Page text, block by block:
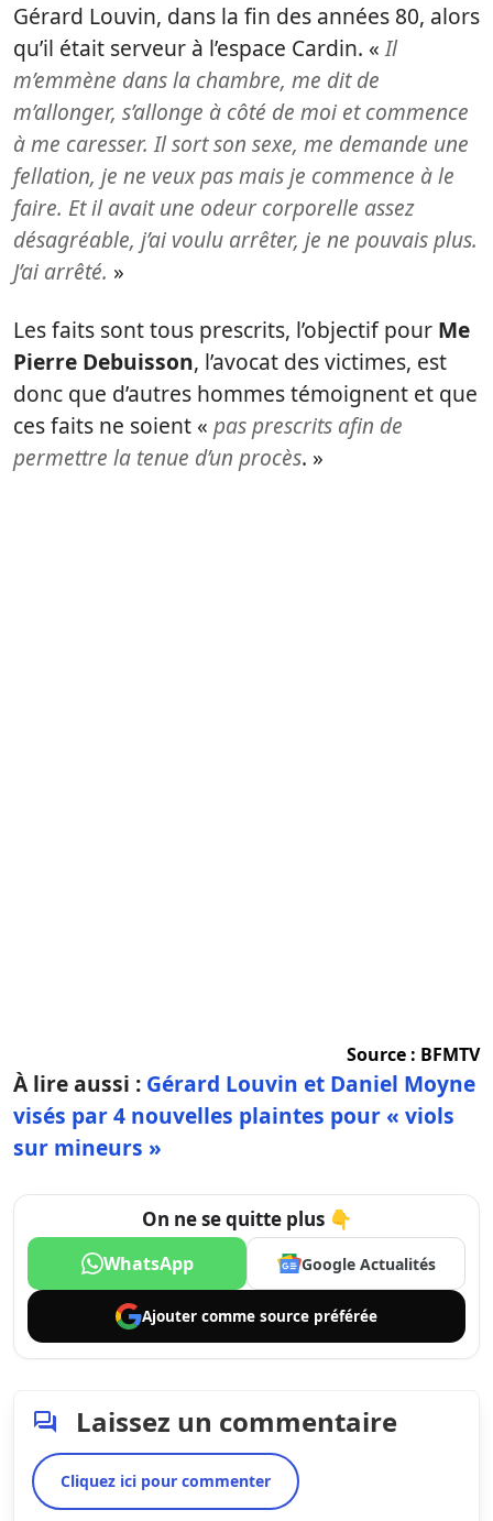
Gérard Louvin, dans la fin des années 80, alors
qu’il était serveur à l’espace Cardin. «Il
m’emmène dans la chambre, me dit de
m’allonger, s’allonge à côté de moi et commence
à me caresser. Il sort son sexe, me demande une
fellation, je ne veux pas mais je commence à le
faire. Et il avait une odeur corporelle assez
désagréable, j’ai voulu arrêter, je ne pouvais plus.
J’ai arrêté. »
Les faits sont tous prescrits, l’objectif pour Me
Pierre Debuisson, l’avocat des victimes, est
donc que d’autres hommes témoignent et que
ces faits ne soient « pas prescrits afin de
permettre la tenue d’un procès. »
Source : BFMTV
À lire aussi : Gérard Louvin et Daniel Moyne
visés par 4 nouvelles plaintes pour « viols
sur mineurs »
On ne se quitte plus 👇
WhatsApp Google Actualités
Ajouter comme source préférée
Laissez un commentaire
Cliquez ici pour commenter